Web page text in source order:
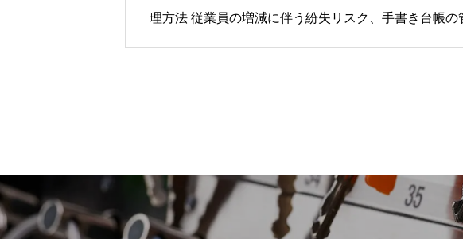
理方法 従業員の増減に伴う紛失リスク、手書き台帳の管理工